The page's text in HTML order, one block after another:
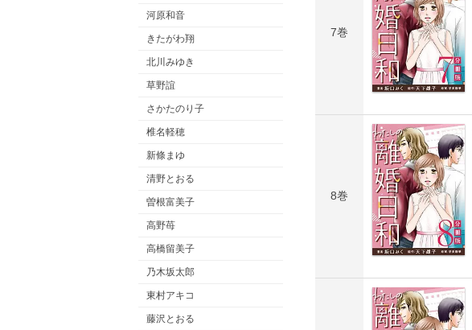
河原和音
きたがわ翔
北川みゆき
草野誼
さかたのり子
椎名軽穂
新條まゆ
清野とおる
曽根富美子
高野苺
高橋留美子
乃木坂太郎
東村アキコ
藤沢とおる
7巻
8巻